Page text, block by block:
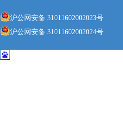
沪公网安备 31011602002023号
沪公网安备 31011602002024号